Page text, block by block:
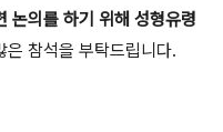
논의를 하기 위해 성형유령
은 참석을 부탁드립니다.